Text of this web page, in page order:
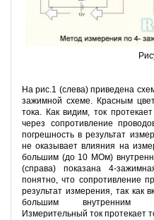
На рис.1 (слева) приведена
зажимной схеме. Красным
тока. Как видим, ток
через сопротивление
погрешность в результат
не оказывает влияния на
большим (до 10 МОм)
(справа) показана 4-
понятно, что сопротивление
результат измерения, так как
большим внутренним
Измерительный ток протекает